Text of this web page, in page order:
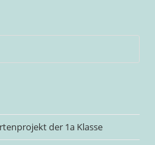
der 1a Klasse